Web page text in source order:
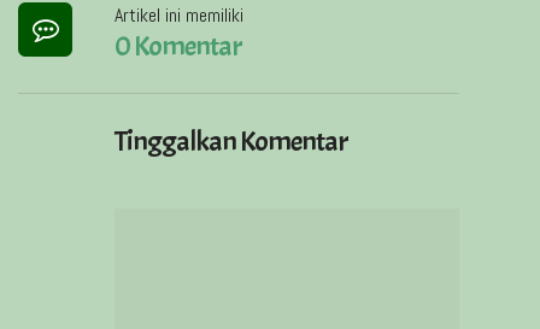
Artikel ini memiliki
0 Komentar
Tinggalkan Komentar